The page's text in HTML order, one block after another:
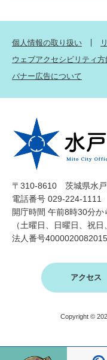
個人情報の取り扱い
ウェブアクセシビリティ方
バナー広告について
〒310-8610 茨城県水戸
電話番号 029-224-1111
開庁時間 午前8時30分
（土曜日、日曜日、祝
法人番号4000020082015
アクセス
Copyright ©